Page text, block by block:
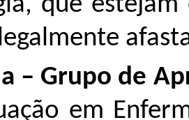
que
– Grupo de
em